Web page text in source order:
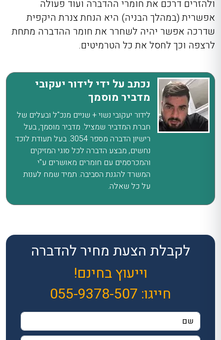
לקבלת הצעת מחיר להדברה
וייעוץ בחינם!
חייגו: 055-9378-507
ולהזרים דרכם את חומרי ההדברה ועוד פעולה
אפשרית (במהלך הבניה) היא הנחת צנרת היקפית
שדרכה אפשר יהיה לשחרר את חומר ההדברה מתחת
לרצפה וכך לחסל את כל הטרמיטים.
נכתב על ידי לידור יעקובי
מדביר מוסמך
לידור יעקובי נשוי + שניים מנכ"ל ובעלים של
חברת המדביר שמציל. מדביר מוסמך, בעל
רישיון הדברה מספר 3054. בעל תעודת לוכד
נחשים, מבצע הדברה לכל סוגי המזיקים
והמכרסמים עם חומרים מאושרים ע"י
המשרד להגנת הסביבה. תמיד שמח לענות
על כל שאלה.